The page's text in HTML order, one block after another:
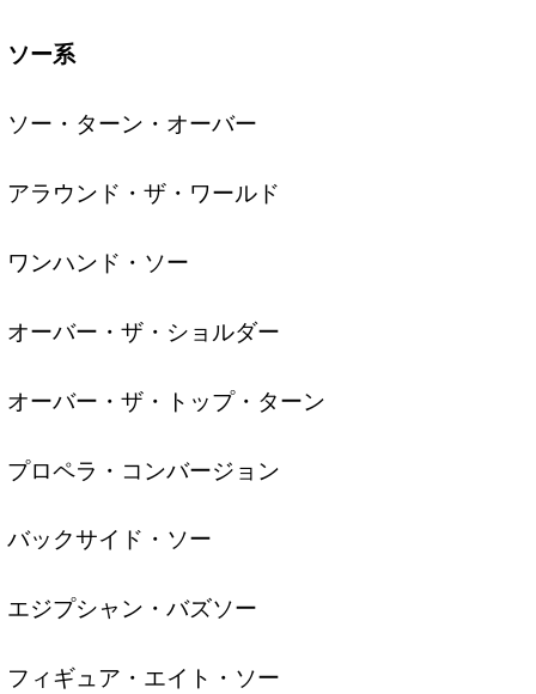
ソー系
ソー・ターン・オーバー
アラウンド・ザ・ワールド
ワンハンド・ソー
オーバー・ザ・ショルダー
オーバー・ザ・トップ・ターン
プロペラ・コンバージョン
バックサイド・ソー
エジプシャン・バズソー
フィギュア・エイト・ソー